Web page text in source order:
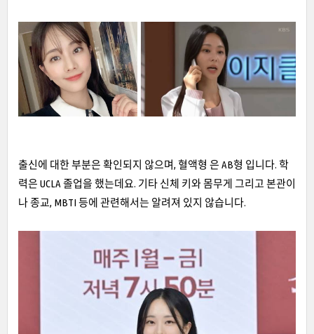
출신에 대한 부분은 확인되지 않으며, 혈액형 은 AB형 입니다. 학
력은 UCLA 졸업을 했는데요. 기타 신체 키와 몸무게 그리고 본관이
나 종교, MBTI 등에 관련해서는 알려져 있지 않습니다.